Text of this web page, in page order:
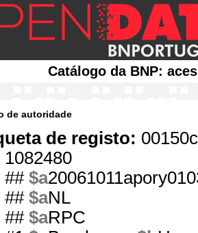
Catálogo da BNP:
de autoridade
de registo:
1082480
## $a
## $aNL
## $aRPC